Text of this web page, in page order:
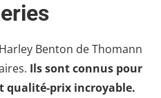
Benton de Thomann
Ils sont connus pour
qualité-prix incroyable.